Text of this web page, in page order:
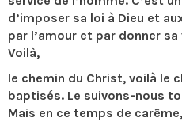
d’imposer sa loi à Dieu et
par l’amour et par donner
Voilà,
le chemin du Christ, voilà le
baptisés. Le suivons-nous
Mais en ce temps de